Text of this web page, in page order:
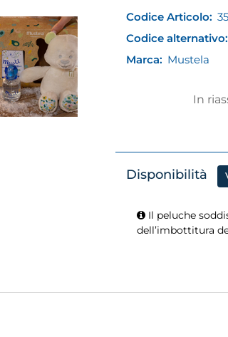
Codice Articolo:
Codice alternativo:
Marca: Mustela
In
Disponibilità
Il peluche
dell’imbottitura